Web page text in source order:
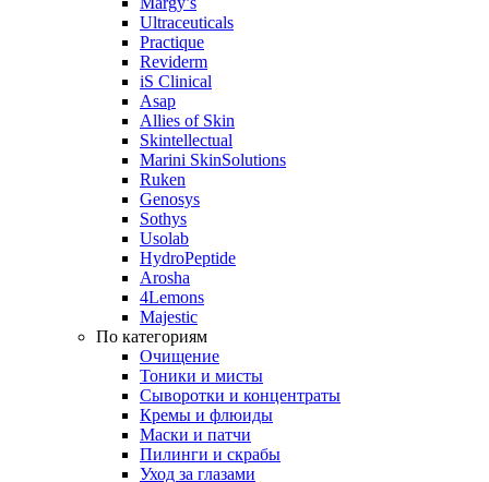
Ultraceuticals
Practique
Reviderm
iS Clinical
Asap
Allies of Skin
Skintellectual
Marini SkinSolutions
Ruken
Genosys
Sothys
Usolab
HydroPeptide
Arosha
4Lemons
Majestic
По категориям
Очищение
Тоники и мисты
Сыворотки и концентраты
Кремы и флюиды
Маски и патчи
Пилинги и скрабы
Уход за глазами